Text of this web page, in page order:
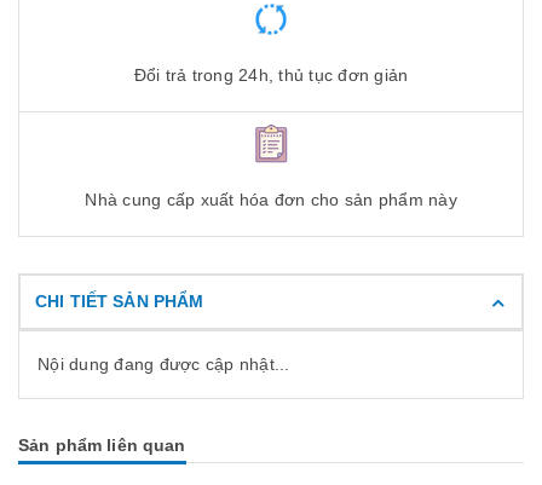
Đổi trả trong 24h, thủ tục đơn giản
Nhà cung cấp xuất hóa đơn cho sản phẩm này
CHI TIẾT SẢN PHẨM
Nội dung đang được cập nhật...
Sản phẩm liên quan